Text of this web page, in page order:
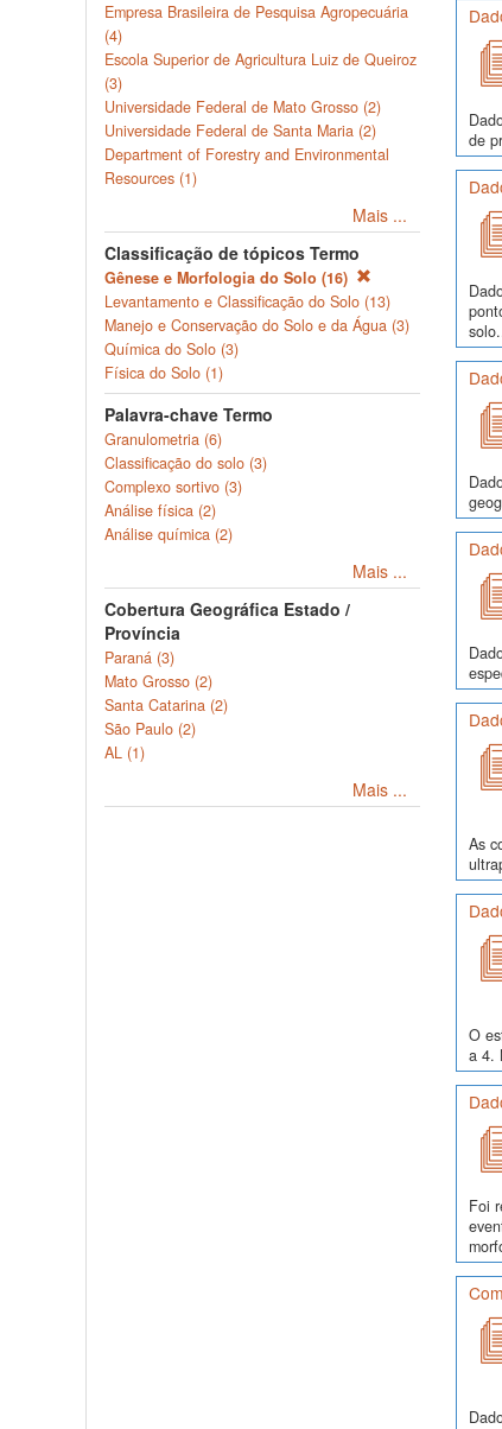
Empresa Brasileira de Pesquisa Agropecuária
(4)
Escola Superior de Agricultura Luiz de Queiroz
(3)
Universidade Federal de Mato Grosso (2)
Universidade Federal de Santa Maria (2)
Department of Forestry and Environmental
Resources (1)
Mais ...
Classificação de tópicos Termo
Gênese e Morfologia do Solo (16)
Levantamento e Classificação do Solo (13)
Manejo e Conservação do Solo e da Água (3)
Química do Solo (3)
Física do Solo (1)
Palavra-chave Termo
Granulometria (6)
Classificação do solo (3)
Complexo sortivo (3)
Análise física (2)
Análise química (2)
Mais ...
Cobertura Geográfica Estado /
Província
Paraná (3)
Mato Grosso (2)
Santa Catarina (2)
São Paulo (2)
AL (1)
Mais ...
de
As
O
a 4.
Foi